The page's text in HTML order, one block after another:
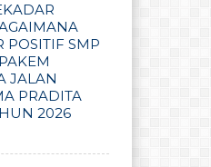
POSITIF SMP
JALAN
PRADITA
2026